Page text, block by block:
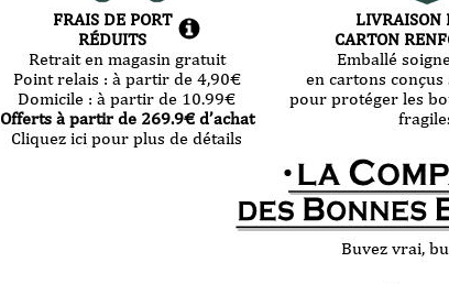
FRAIS DE PORT
RÉDUITS
Retrait en magasin gratuit
Point relais : à partir de 4,90€
Domicile :à partir de 10.99€
Offerts à partir de 269.9€ d’achat
Cliquez ici pour plus de détails
LIVRAISON
CARTON
Emballé
en cartons
pour protéger les
Buvez vrai,